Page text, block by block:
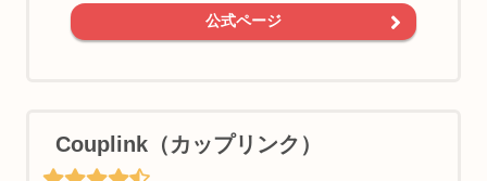
公式ページ
Couplink（カップリンク）